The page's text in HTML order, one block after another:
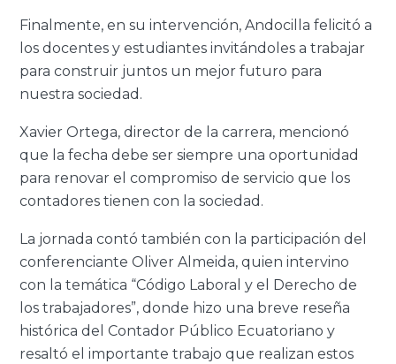
Finalmente, en su intervención, Andocilla felicitó a
los docentes y estudiantes invitándoles a trabajar
para construir juntos un mejor futuro para
nuestra sociedad.
Xavier Ortega, director de la carrera, mencionó
que la fecha debe ser siempre una oportunidad
para renovar el compromiso de servicio que los
contadores tienen con la sociedad.
La jornada contó también con la participación del
conferenciante Oliver Almeida, quien intervino
con la temática “Código Laboral y el Derecho de
los trabajadores”, donde hizo una breve reseña
histórica del Contador Público Ecuatoriano y
resaltó el importante trabajo que realizan estos